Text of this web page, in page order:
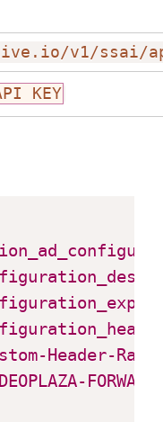
v1/ssai/
KEY
Header-